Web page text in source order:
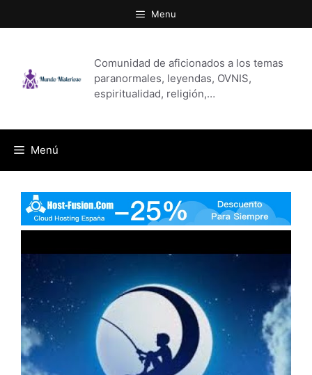
al
Menu
Comunidad de aficionados a los temas
paranormales, leyendas, OVNIS,
espiritualidad, religión,…
Menú